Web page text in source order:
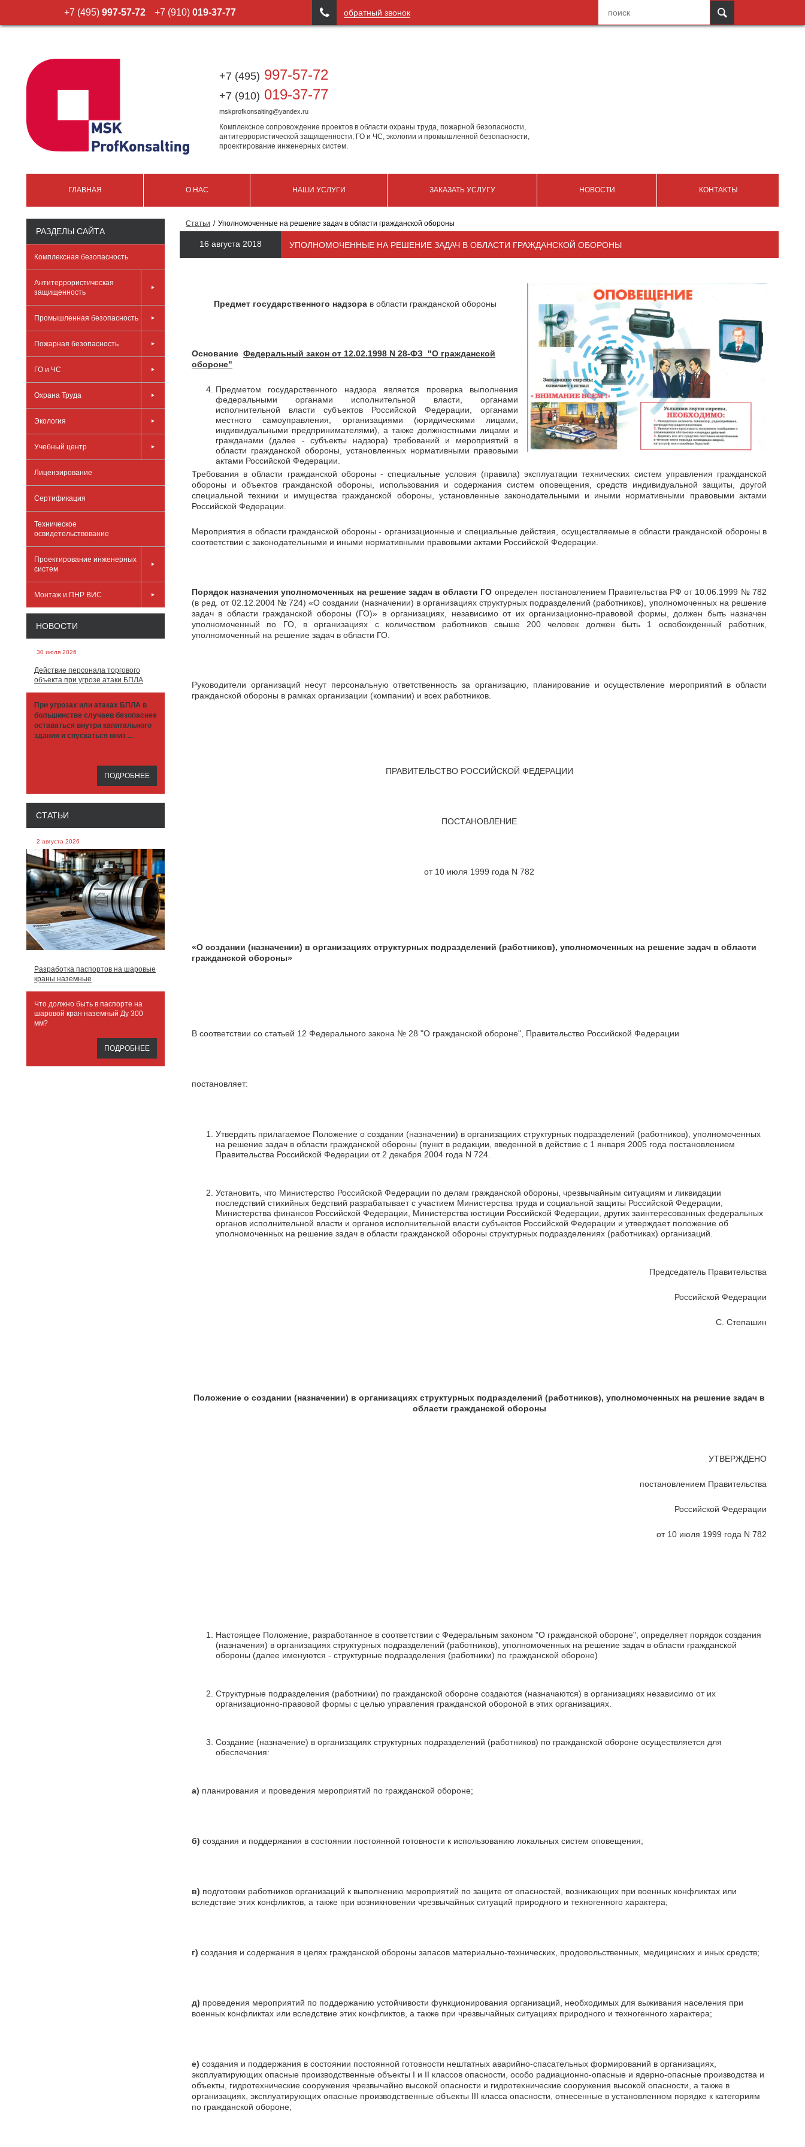
+7 (495) 997-57-72 +7 (910) 019-37-77  обратный звонок
+7 (495) 997-57-72
+7 (910) 019-37-77
mskprofkonsalting@yandex.ru
Комплексное сопровождение проектов в области охраны труда, пожарной безопасности,
антитеррористической защищенности, ГО и ЧС, экологии и промышленной безопасности,
проектирование инженерных систем.
ГЛАВНАЯ О НАС НАШИ УСЛУГИ ЗАКАЗАТЬ УСЛУГУ НОВОСТИ КОНТАКТЫ
РАЗДЕЛЫ САЙТА
Комплексная безопасность
Антитеррористическая
защищенность
Промышленная безопасность
Пожарная безопасность
ГО и ЧС
Охрана Труда
Экология
Учебный центр
Лицензирование
Сертификация
Техническое
освидетельствование
Проектирование инженерных
систем
Монтаж и ПНР ВИС
НОВОСТИ
30 июля 2026
Действие персонала торгового
объекта при угрозе атаки БПЛА
При угрозах или атаках БПЛА в
большинстве случаев безопаснее
оставаться внутри капитального
здания и спускаться вниз ...
ПОДРОБНЕЕ
СТАТЬИ
2 августа 2026
Разработка паспортов на шаровые
краны наземные
Что должно быть в паспорте на
шаровой кран наземный Ду 300
мм?
ПОДРОБНЕЕ
Статьи Уполномоченные на решение задач в области гражданской обороны
16 августа 2018 УПОЛНОМОЧЕННЫЕ НА РЕШЕНИЕ ЗАДАЧ В ОБЛАСТИ ГРАЖДАНСКОЙ ОБОРОНЫ
Предмет государственного надзора в области гражданской обороны
Основание Федеральный закон от 12.02.1998 N 28-ФЗ "О гражданской
обороне"
Предметом государственного надзора является проверка выполнения
федеральными органами исполнительной власти, органами
исполнительной власти субъектов Российской Федерации, органами
местного самоуправления, организациями (юридическими лицами,
индивидуальными предпринимателями), а также должностными лицами и
гражданами (далее - субъекты надзора) требований и мероприятий в
области гражданской обороны, установленных нормативными правовыми
актами Российской Федерации.
Требования в области гражданской обороны - специальные условия (правила) эксплуатации технических систем управления гражданской
обороны и объектов гражданской обороны, использования и содержания систем оповещения, средств индивидуальной защиты, другой
специальной техники и имущества гражданской обороны, установленные законодательными и иными нормативными правовыми актами
Российской Федерации.
Мероприятия в области гражданской обороны - организационные и специальные действия, осуществляемые в области гражданской обороны в
соответствии с законодательными и иными нормативными правовыми актами Российской Федерации.
Порядок назначения уполномоченных на решение задач в области ГО определен постановлением Правительства РФ от 10.06.1999 № 782
(в ред. от 02.12.2004 № 724) «О создании (назначении) в организациях структурных подразделений (работников), уполномоченных на решение
задач в области гражданской обороны (ГО)» в организациях, независимо от их организационно-правовой формы, должен быть назначен
уполномоченный по ГО, в организациях с количеством работников свыше 200 человек должен быть 1 освобожденный работник,
уполномоченный на решение задач в области ГО.
Руководители организаций несут персональную ответственность за организацию, планирование и осуществление мероприятий в области
гражданской обороны в рамках организации (компании) и всех работников.
ПРАВИТЕЛЬСТВО РОССИЙСКОЙ ФЕДЕРАЦИИ
ПОСТАНОВЛЕНИЕ
от 10 июля 1999 года N 782
«О создании (назначении) в организациях структурных подразделений (работников), уполномоченных на решение задач в области
гражданской обороны»
В соответствии со статьей 12 Федерального закона № 28 "О гражданской обороне", Правительство Российской Федерации
постановляет:
Утвердить прилагаемое Положение о создании (назначении) в организациях структурных подразделений (работников), уполномоченных
на решение задач в области гражданской обороны (пункт в редакции, введенной в действие с 1 января 2005 года постановлением
Правительства Российской Федерации от 2 декабря 2004 года N 724.
Установить, что Министерство Российской Федерации по делам гражданской обороны, чрезвычайным ситуациям и ликвидации
последствий стихийных бедствий разрабатывает с участием Министерства труда и социальной защиты Российской Федерации,
Министерства финансов Российской Федерации, Министерства юстиции Российской Федерации, других заинтересованных федеральных
органов исполнительной власти и органов исполнительной власти субъектов Российской Федерации и утверждает положение об
уполномоченных на решение задач в области гражданской обороны структурных подразделениях (работниках) организаций.
Председатель Правительства
Российской Федерации
С. Степашин
Положение о создании (назначении) в организациях структурных подразделений (работников), уполномоченных на решение задач в
области гражданской обороны
УТВЕРЖДЕНО
постановлением Правительства
Российской Федерации
от 10 июля 1999 года N 782
Настоящее Положение, разработанное в соответствии с Федеральным законом "О гражданской обороне", определяет порядок создания
(назначения) в организациях структурных подразделений (работников), уполномоченных на решение задач в области гражданской
обороны (далее именуются - структурные подразделения (работники) по гражданской обороне)
Структурные подразделения (работники) по гражданской обороне создаются (назначаются) в организациях независимо от их
организационно-правовой формы с целью управления гражданской обороной в этих организациях.
Создание (назначение) в организациях структурных подразделений (работников) по гражданской обороне осуществляется для
обеспечения:
а) планирования и проведения мероприятий по гражданской обороне;
б) создания и поддержания в состоянии постоянной готовности к использованию локальных систем оповещения;
в) подготовки работников организаций к выполнению мероприятий по защите от опасностей, возникающих при военных конфликтах или
вследствие этих конфликтов, а также при возникновении чрезвычайных ситуаций природного и техногенного характера;
г) создания и содержания в целях гражданской обороны запасов материально-технических, продовольственных, медицинских и иных средств;
д) проведения мероприятий по поддержанию устойчивости функционирования организаций, необходимых для выживания населения при
военных конфликтах или вследствие этих конфликтов, а также при чрезвычайных ситуациях природного и техногенного характера;
е) создания и поддержания в состоянии постоянной готовности нештатных аварийно-спасательных формирований в организациях,
эксплуатирующих опасные производственные объекты I и II классов опасности, особо радиационно-опасные и ядерно-опасные производства и
объекты, гидротехнические сооружения чрезвычайно высокой опасности и гидротехнические сооружения высокой опасности, а также в
организациях, эксплуатирующих опасные производственные объекты III класса опасности, отнесенные в установленном порядке к категориям
по гражданской обороне;